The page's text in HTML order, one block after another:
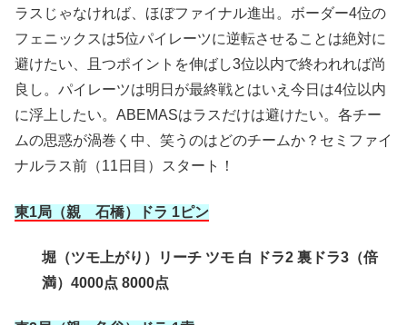
ラスじゃなければ、ほぼファイナル進出。ボーダー4位の
フェニックスは5位パイレーツに逆転させることは絶対に
避けたい、且つポイントを伸ばし3位以内で終われれば尚
良し。パイレーツは明日が最終戦とはいえ今日は4位以内
に浮上したい。ABEMASはラスだけは避けたい。各チー
ムの思惑が渦巻く中、笑うのはどのチームか？セミファイ
ナルラス前（11日目）スタート！
東1局（親 石橋）ドラ 1ピン
堀（ツモ上がり）リーチ ツモ 白 ドラ2 裏ドラ3（倍
満）4000点 8000点